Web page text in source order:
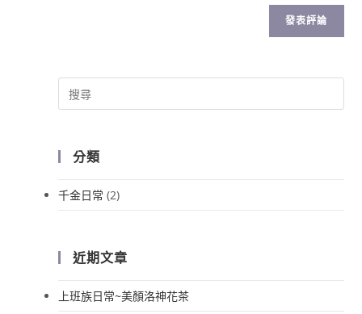
分類
千金日常 (2)
近期文章
上班族日常~美顏洛神花茶